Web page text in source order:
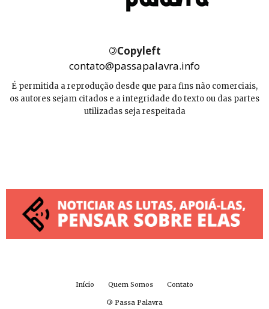
©Copyleft
contato@passapalavra.info
É permitida a reprodução desde que para fins não comerciais,
os autores sejam citados e a integridade do texto ou das partes
utilizadas seja respeitada
Início Quem Somos Contato
© Passa Palavra